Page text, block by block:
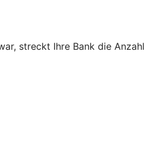
streckt Ihre Bank die